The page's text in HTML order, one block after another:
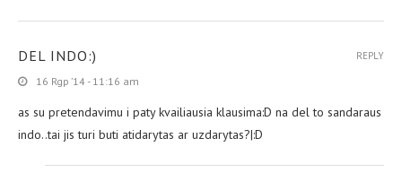
DEL INDO:)
16 Rgp ’14 - 11:16 am
as su pretendavimu i paty kvailiausia klausima:D na del to sandaraus
indo..tai jis turi buti atidarytas ar uzdarytas?|:D
REPLY